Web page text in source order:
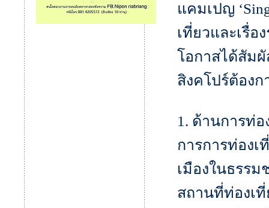
แคมเปญ
เที่ยวและเรื่อ
โอกาสได้สัม
สิงคโปร์ต้อง
1. ด้านการท่อ
การการท่อง
เมืองในธรร
สถานที่ท่องเ